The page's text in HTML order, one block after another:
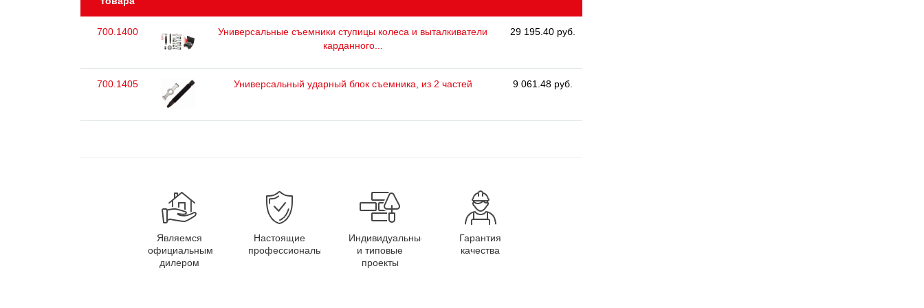
700.1400
Универсальные съемники ступицы колеса и выталкиватели
карданного...
29 195.40 руб.
700.1405 Универсальный ударный блок съемника, из 2 частей 9 061.48 руб.
Являемся
официальным
дилером
Настоящие
профессионалы
Индивидуальные
и типовые
проекты
Гарантия
качества